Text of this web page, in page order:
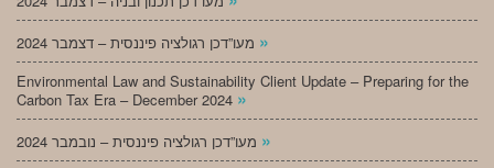
»
Environmental Law and Sustainability Client Update – Preparing for the
Carbon Tax Era – December 2024 »
»